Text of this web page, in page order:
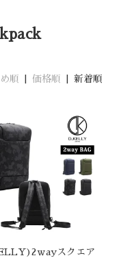
順 価格順 | 新着順
ｗayスクエア